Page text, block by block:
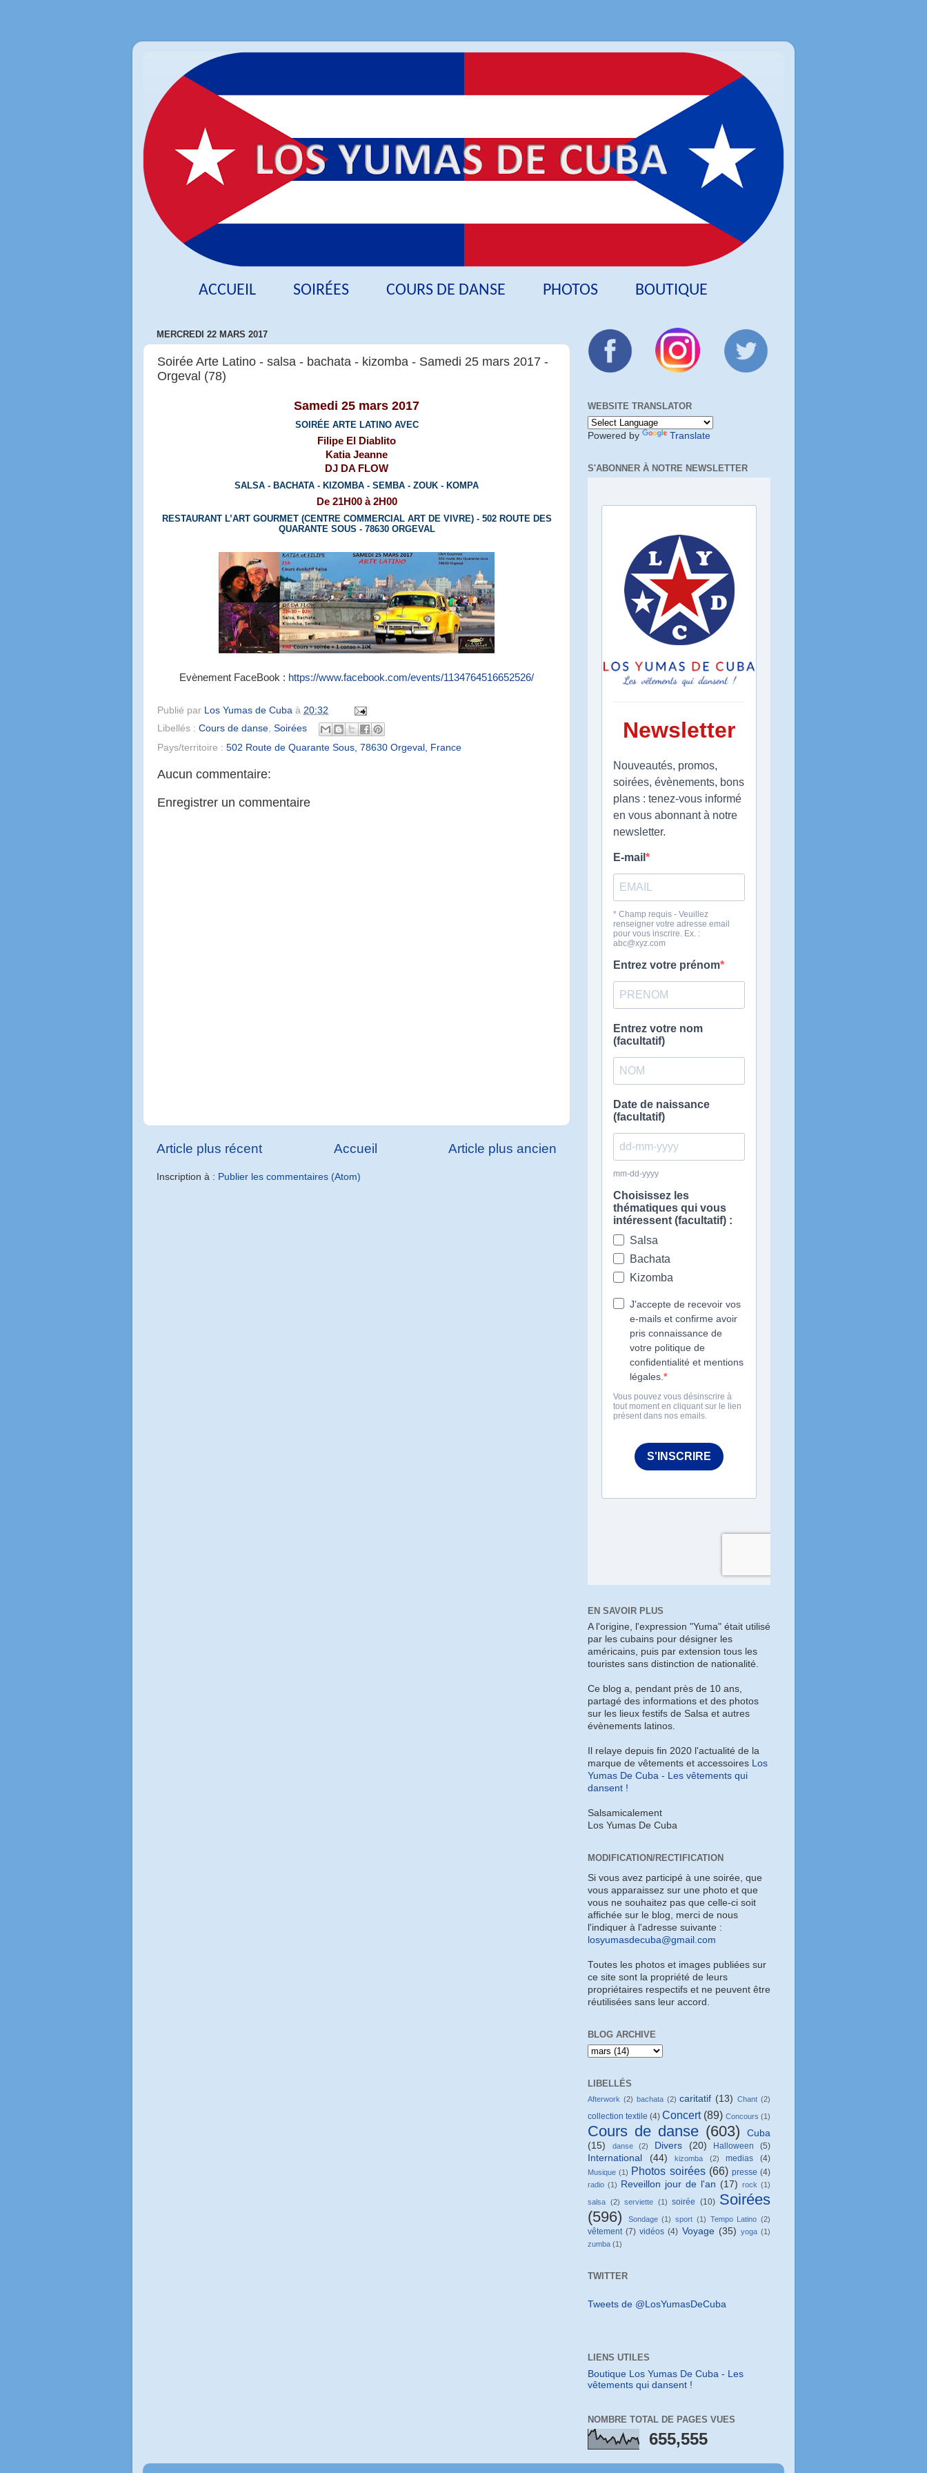
ACCUEIL SOIRÉES COURS DE DANSE PHOTOS BOUTIQUE
MERCREDI 22 MARS 2017
Soirée Arte Latino - salsa - bachata - kizomba - Samedi 25 mars 2017 -
Orgeval (78)
Samedi 25 mars 2017
SOIRÉE ARTE LATINO AVEC
Filipe El Diablito
Katia Jeanne
DJ DA FLOW
SALSA - BACHATA - KIZOMBA - SEMBA - ZOUK - KOMPA
De 21H00 à 2H00
RESTAURANT L’ART GOURMET (CENTRE COMMERCIAL ART DE VIVRE) - 502 ROUTE DES
QUARANTE SOUS - 78630 ORGEVAL
Evènement FaceBook : https://www.facebook.com/events/1134764516652526/
Publié par Los Yumas de Cuba à 20:32
Libellés : Cours de danse Soirées
Pays/territoire : 502 Route de Quarante Sous, 78630 Orgeval, France
Aucun commentaire:
Enregistrer un commentaire
Article plus récent Article plus ancien
Accueil
Inscription à : Publier les commentaires (Atom)
WEBSITE TRANSLATOR
Powered by Translate
S'ABONNER À NOTRE NEWSLETTER
EN SAVOIR PLUS
A l'origine, l'expression "Yuma" était utilisé
par les cubains pour désigner les
américains, puis par extension tous les
touristes sans distinction de nationalité.
Ce blog a, pendant près de 10 ans,
partagé des informations et des photos
sur les lieux festifs de Salsa et autres
évènements latinos.
Il relaye depuis fin 2020 l'actualité de la
marque de vêtements et accessoires Los
Yumas De Cuba - Les vêtements qui
dansent !
Salsamicalement
Los Yumas De Cuba
MODIFICATION/RECTIFICATION
Si vous avez participé à une soirée, que
vous apparaissez sur une photo et que
vous ne souhaitez pas que celle-ci soit
affichée sur le blog, merci de nous
l'indiquer à l'adresse suivante :
losyumasdecuba@gmail.com
Toutes les photos et images publiées sur
ce site sont la propriété de leurs
propriétaires respectifs et ne peuvent être
réutilisées sans leur accord.
BLOG ARCHIVE
LIBELLÉS
Afterwork (2) bachata (2) caritatif (13) Chant (2)
collection textile (4) Concert (89) Concours (1)
Cours de danse (603)
Cuba
(15)
danse (2) Divers (20) Halloween (5)
International (44) kizomba (2) medias (4)
Musique (1) Photos soirées (66) presse (4)
radio (1) Reveillon jour de l'an (17) rock (1)
salsa (2) serviette (1) soirée (10) Soirées
(596)
Sondage (1) sport (1) Tempo Latino (2)
vêtement (7) vidéos (4) Voyage (35) yoga (1)
zumba (1)
TWITTER
Tweets de @LosYumasDeCuba
LIENS UTILES
Boutique Los Yumas De Cuba - Les
vêtements qui dansent !
NOMBRE TOTAL DE PAGES VUES
655,555